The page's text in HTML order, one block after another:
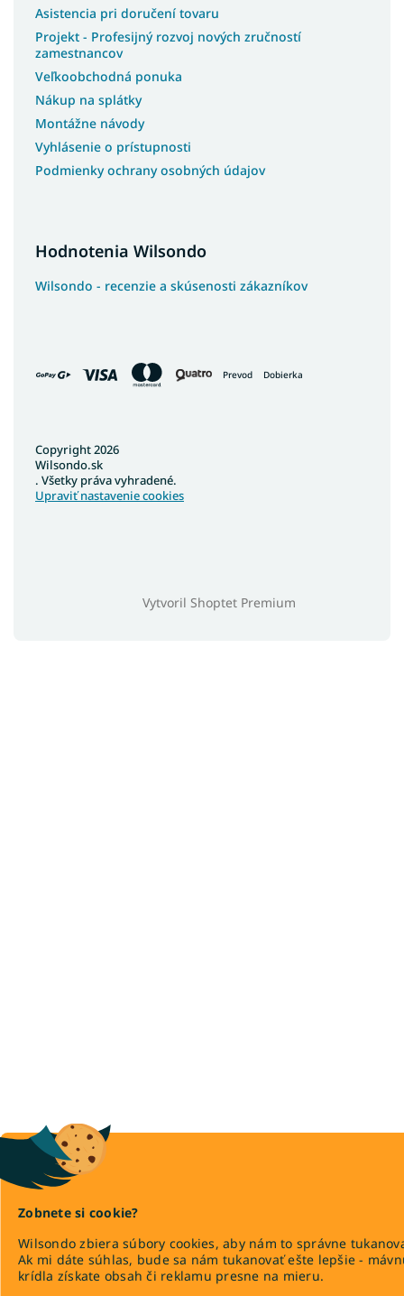
Zobnete si cookie?
Wilsondo zbiera súbory cookies, aby nám to správne
Ak mi dáte súhlas, bude sa nám tukanovať ešte lepšie -
krídla získate obsah či reklamu presne na mieru.
Asistencia pri doručení tovaru
Projekt - Profesijný rozvoj nových zručností
zamestnancov
Veľkoobchodná ponuka
Nákup na splátky
Montážne návody
Vyhlásenie o prístupnosti
Podmienky ochrany osobných údajov
Hodnotenia Wilsondo
Wilsondo - recenzie a skúsenosti zákazníkov
Prevod Dobierka
Vytvoril Shoptet Premium
Copyright 2026
Wilsondo.sk
. Všetky práva vyhradené.
Upraviť nastavenie cookies